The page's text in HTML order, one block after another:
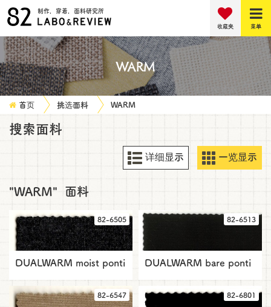
制作，穿着，面料研究所
菜单
收藏夹
WARM
首页 挑选面料 WARM
搜索面料
详细显示 一览显示
"WARM" 面料
82-6505
DUALWARM moist ponti
82-6513
DUALWARM bare ponti
82-6547 82-6801